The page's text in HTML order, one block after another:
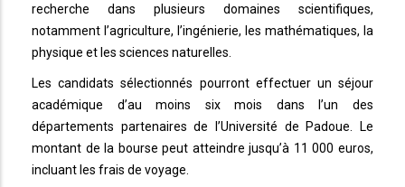
recherche dans plusieurs domaines scientifiques,
notamment l’agriculture, l’ingénierie, les mathématiques, la
physique et les sciences naturelles.
Les candidats sélectionnés pourront effectuer un séjour
académique d’au moins six mois dans l’un des
départements partenaires de l’Université de Padoue. Le
montant de la bourse peut atteindre jusqu’à 11 000 euros,
incluant les frais de voyage.